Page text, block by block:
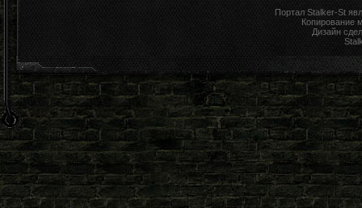
Портал Stalker-St
Копирование
Дизайн